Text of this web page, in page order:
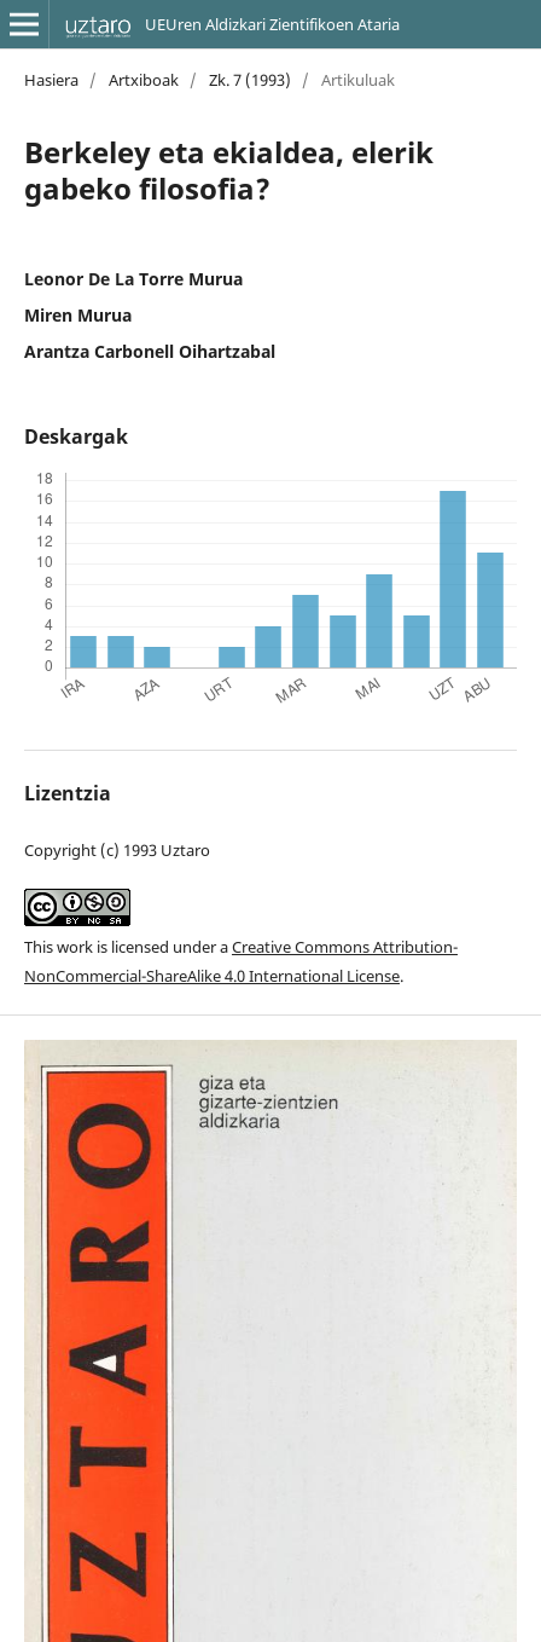
UEUren Aldizkari Zientifikoen Ataria
Hasiera / Artxiboak / Zk. 7 (1993) / Artikuluak
Berkeley eta ekialdea, elerik
gabeko filosofia?
Leonor De La Torre Murua
Miren Murua
Arantza Carbonell Oihartzabal
Deskargak
Lizentzia
Copyright (c) 1993 Uztaro
This work is licensed under aCreative Commons Attribution-
NonCommercial-ShareAlike 4.0 International License.